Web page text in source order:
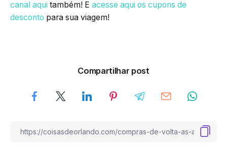
canal aqui também! E acesse aqui os cupons de
desconto para sua viagem!
Compartilhar post